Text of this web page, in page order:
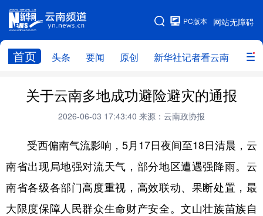
网站无障碍
PC版本
首页 头条 要闻 原创 新华社记者看云南 政务
网站地图
头条 云南要闻 本网原创
新华社记者看云南 政务
廉政 云南省领导报道集 旅游
教育
州市
社会
图片
经济 服务 云南故事
关于云南多地成功避险避灾的通报
2026-06-03 17:43:40 来源：云南政协报
受西偏南气流影响，5月17日夜间至18日清晨，云
南省出现局地强对流天气，部分地区遭遇强降雨。云
南省各级各部门高度重视，高效联动、果断处置，最
大限度保障人民群众生命财产安全。文山壮族苗族自